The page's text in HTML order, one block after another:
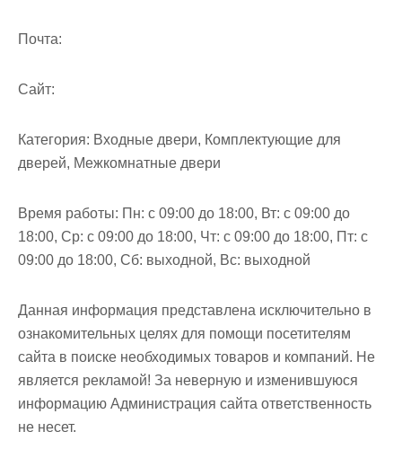
Почта:
Cайт:
Категория: Входные двери, Комплектующие для
дверей, Межкомнатные двери
Время работы: Пн: с 09:00 до 18:00, Вт: с 09:00 до
18:00, Ср: с 09:00 до 18:00, Чт: с 09:00 до 18:00, Пт: с
09:00 до 18:00, Сб: выходной, Вс: выходной
Данная информация представлена исключительно в
ознакомительных целях для помощи посетителям
сайта в поиске необходимых товаров и компаний. Не
является рекламой! За неверную и изменившуюся
информацию Администрация сайта ответственность
не несет.